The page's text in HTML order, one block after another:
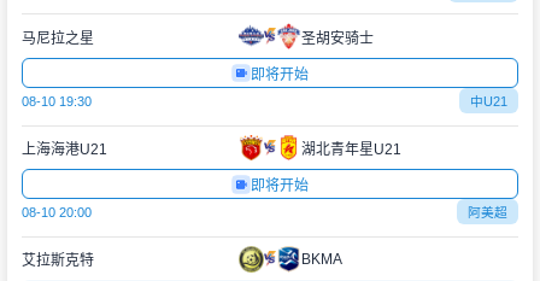
马尼拉之星 圣胡安骑士
即将开始
08-10 19:30 中U21
上海海港U21 湖北青年星U21
即将开始
08-10 20:00 阿美超
艾拉斯克特 BKMA